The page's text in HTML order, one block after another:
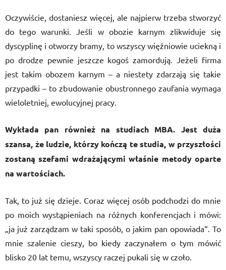
Oczywiście, dostaniesz więcej, ale najpierw trzeba stworzyć
do tego warunki. Jeśli w obozie karnym zlikwiduje się
dyscyplinę i otworzy bramy, to wszyscy więźniowie uciekną i
po drodze pewnie jeszcze kogoś zamordują. Jeżeli firma
jest takim obozem karnym – a niestety zdarzają się takie
przypadki – to zbudowanie obustronnego zaufania wymaga
wieloletniej, ewolucyjnej pracy.
Wykłada pan również na studiach MBA. Jest duża
szansa, że ludzie, którzy kończą te studia, w przyszłości
zostaną szefami wdrażającymi właśnie metody oparte
na wartościach.
Tak, to już się dzieje. Coraz więcej osób podchodzi do mnie
po moich wystąpieniach na różnych konferencjach i mówi:
„ja już zarządzam w taki sposób, o jakim pan opowiada“. To
mnie szalenie cieszy, bo kiedy zaczynałem o tym mówić
blisko 20 lat temu, wszyscy raczej pukali się w czoło.